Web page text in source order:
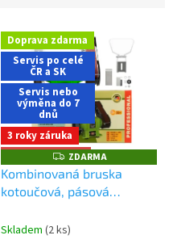
Doprava zdarma
Servis po celé
ČR a SK
Servis nebo
výměna do 7
dnů
3 roky záruka
+ Dárek zdarma
Z
D
A
R
M
ZDARMA
Kombinovaná bruska
kotoučová, pásová
doprava zdarma při
Skladem (2 ks)